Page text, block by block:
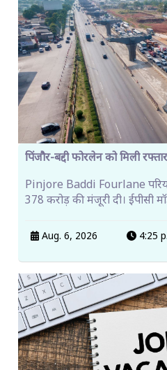
पिंजौर-बद्दी फोरलेन को मिली
Pinjore Baddi Fourlane
378 करोड़ की मंजूरी दी। ईपीसी
Aug. 6, 2026 4:25